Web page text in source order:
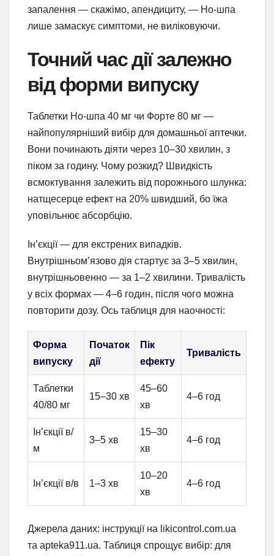
запалення — скажімо, апендициту, — Но-шпа
лише замаскує симптоми, не виліковуючи.
Точний час дії залежно
від форми випуску
Таблетки Но-шпа 40 мг чи Форте 80 мг —
найпопулярніший вибір для домашньої аптечки.
Вони починають діяти через 10–30 хвилин, з
піком за годину. Чому розкид? Швидкість
всмоктування залежить від порожнього шлунка:
натщесерце ефект на 20% швидший, бо їжа
уповільнює абсорбцію.
Ін’єкції — для екстрених випадків.
Внутрішньом’язово дія стартує за 3–5 хвилин,
внутрішньовенно — за 1–2 хвилини. Тривалість
у всіх формах — 4–6 годин, після чого можна
повторити дозу. Ось таблиця для наочності:
Форма
випуску
Початок
дії
Пік
ефекту
Тривалість
Таблетки
40/80 мг
15–30 хв
45–60
хв
4–6 год
Ін’єкції в/
м
3–5 хв
15–30
хв
4–6 год
Ін’єкції в/в 1–3 хв
10–20
хв
4–6 год
Джерела даних: інструкції на likicontrol.com.ua
та apteka911.ua. Таблиця спрощує вибір: для